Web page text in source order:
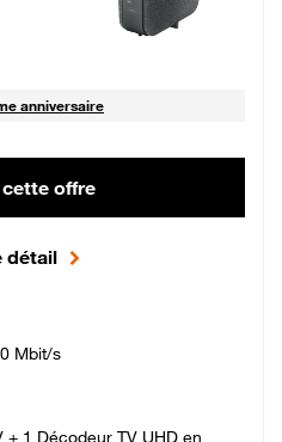
49,99 € par mois, Sans engagement
anniversaire
offre
détail
Mbit/s
+ 1 Décodeur TV UHD en